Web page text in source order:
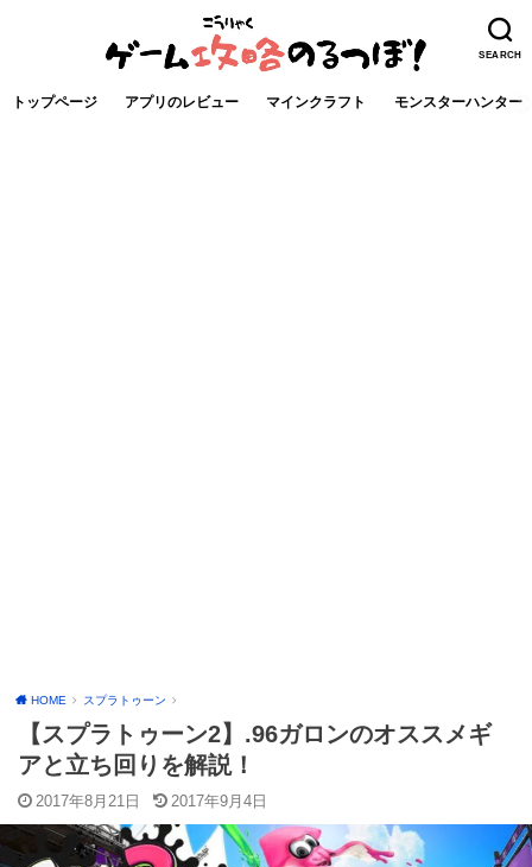
SEARCH
トップページ アプリのレビュー マインクラフト モンスターハンター
HOME スプラトゥーン
【スプラトゥーン2】.96ガロンのオススメギ
アと立ち回りを解説！
2017年8月21日 2017年9月4日